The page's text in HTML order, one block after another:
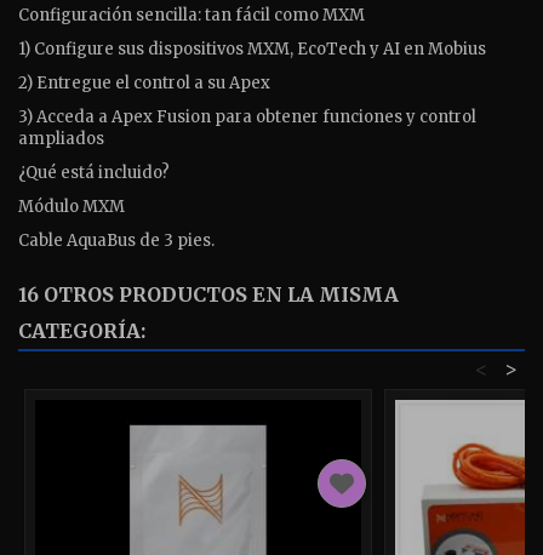
Configuración sencilla: tan fácil como MXM
1) Configure sus dispositivos MXM, EcoTech y AI en Mobius
2) Entregue el control a su Apex
3) Acceda a Apex Fusion para obtener funciones y control
ampliados
¿Qué está incluido?
Módulo MXM
Cable AquaBus de 3 pies.
16 OTROS PRODUCTOS EN LA MISMA
CATEGORÍA:
>
<